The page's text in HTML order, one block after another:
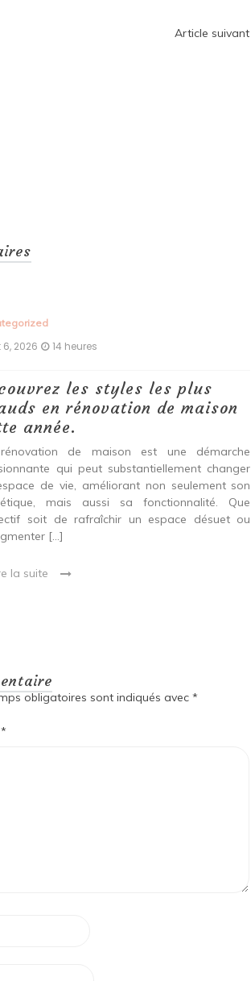
Article suivant
2026 14 heures
les styles les plus
en rénovation de maison
année.
de maison est une démarche
qui peut substantiellement changer
de vie, améliorant non seulement son
mais aussi sa fonctionnalité. Que
soit de rafraîchir un espace désuet ou
[…]
la suite
obligatoires sont indiqués avec *
*